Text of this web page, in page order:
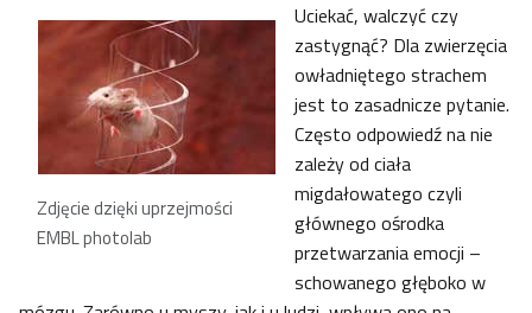
Zdjęcie dzięki uprzejmości
EMBL photolab
Uciekać, walczyć czy
zastygnąć? Dla zwierzęcia
owładniętego strachem
jest to zasadnicze pytanie.
Często odpowiedź na nie
zależy od ciała
migdałowatego czyli
głównego ośrodka
przetwarzania emocji –
schowanego głęboko w